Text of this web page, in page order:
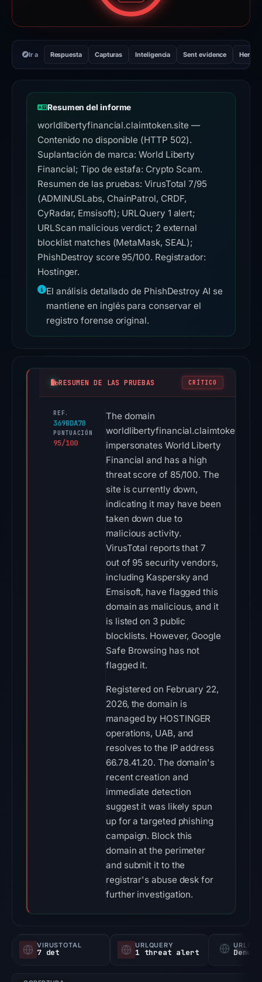
Ir a Respuesta Capturas Inteligencia Sent evidence
Resumen del informe
worldlibertyfinancial.claimtoken.site —
Contenido no disponible (HTTP 502).
Suplantación de marca: World Liberty
Financial; Tipo de estafa: Crypto Scam.
Resumen de las pruebas: VirusTotal 7/95
(ADMINUSLabs, ChainPatrol, CRDF,
CyRadar, Emsisoft); URLQuery 1 alert;
URLScan malicious verdict; 2 external
blocklist matches (MetaMask, SEAL);
PhishDestroy score 95/100. Registrador:
Hostinger.
El análisis detallado de PhishDestroy AI se
mantiene en inglés para conservar el
registro forense original.
RESUMEN DE LAS PRUEBAS CRÍTICO
REF.
369BDA78
PUNTUACIÓN
95/100
The domain
worldlibertyfinancial.claimtoken.site
impersonates World Liberty
Financial and has a high
threat score of 85/100. The
site is currently down,
indicating it may have been
taken down due to
malicious activity.
VirusTotal reports that 7
out of 95 security vendors,
including Kaspersky and
Emsisoft, have flagged this
domain as malicious, and it
is listed on 3 public
blocklists. However, Google
Safe Browsing has not
flagged it.
Registered on February 22,
2026, the domain is
managed by HOSTINGER
operations, UAB, and
resolves to the IP address
66.78.41.20. The domain's
recent creation and
immediate detection
suggest it was likely spun
up for a targeted phishing
campaign. Block this
domain at the perimeter
and submit it to the
registrar's abuse desk for
further investigation.
VIRUSTOTAL
7 det
URLQUERY
1 threat alert